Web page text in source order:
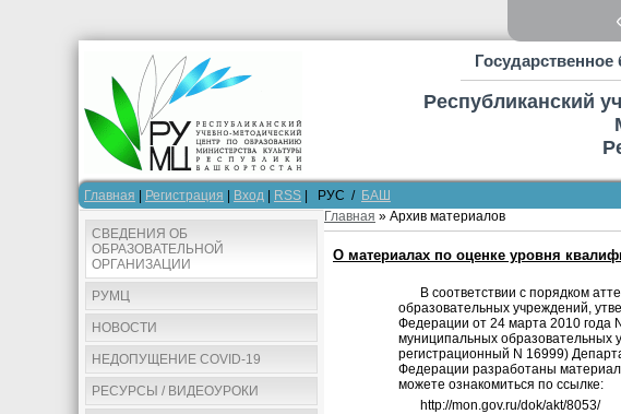
Республиканский
Главная Регистрация Вход RSS | РУС / БАШ
СВЕДЕНИЯ ОБ
ОБРАЗОВАТЕЛЬНОЙ
ОРГАНИЗАЦИИ
РУМЦ
НОВОСТИ
НЕДОПУЩЕНИЕ COVID-19
РЕСУРСЫ / ВИДЕОУРОКИ
Главная » Архив материалов
О материалах по оценке уровня
В соответствии с порядком
образовательных учреждений,
Федерации от 24 марта 2010 года
муниципальных образовательных
регистрационный N 16999)
Федерации разработаны
можете ознакомиться по ссылке:
http://mon.gov.ru/dok/akt/8053/